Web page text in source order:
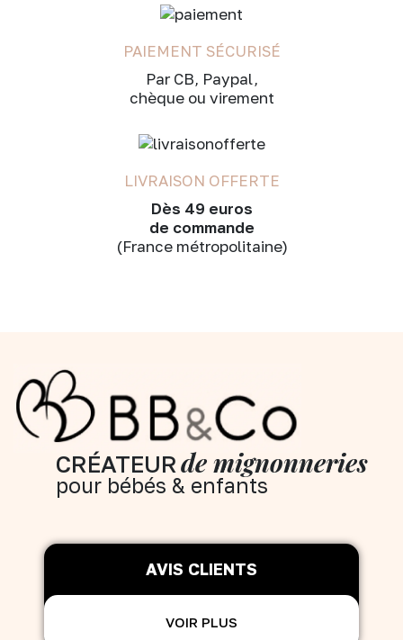
PAIEMENT SÉCURISÉ
Par CB, Paypal,
chèque ou virement
LIVRAISON OFFERTE
Dès 49 euros
de commande
(France métropolitaine)
CRÉATEURde mignonneries
pour bébés & enfants
AVIS CLIENTS
VOIR PLUS